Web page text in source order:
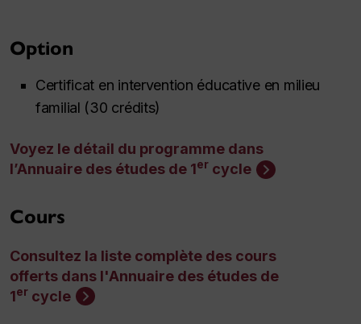
Option
Certificat en intervention éducative en milieu
familial (30 crédits)
Voyez le détail du programme dans
l’Annuaire des études de 1er cycle
Cours
Consultez la liste complète des cours
offerts dans l'Annuaire des études de
1er cycle